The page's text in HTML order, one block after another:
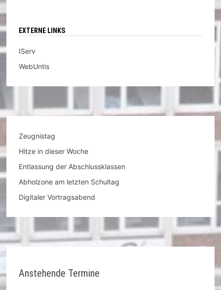
EXTERNE LINKS
IServ
WebUntis
Zeugnistag
Hitze in dieser Woche
Entlassung der Abschlussklassen
Abholzone am letzten Schultag
Digitaler Vortragsabend
Anstehende Termine